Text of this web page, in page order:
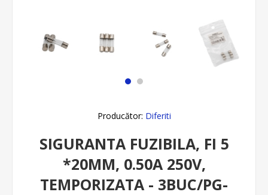
Producător: Diferiti
SIGURANTA FUZIBILA, FI 5
*20MM, 0.50A 250V,
TEMPORIZATA - 3BUC/PG-